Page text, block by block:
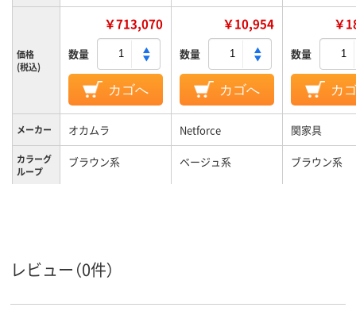
価格
(税込)
￥713,070
数量
カゴへ
￥10,954
数量
カゴへ
￥
数量
カ
メーカー オカムラ Netforce 関家具
カラーグ
ループ
ブラウン系 ベージュ系 ブラウン系
レビュー（0件）